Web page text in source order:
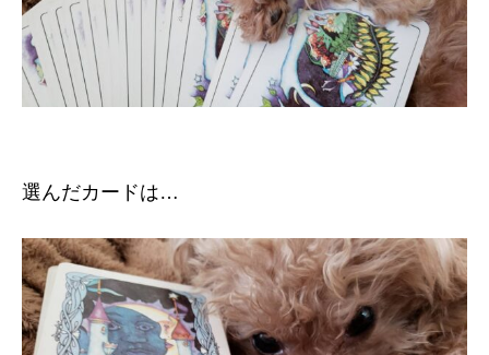
選んだカードは…